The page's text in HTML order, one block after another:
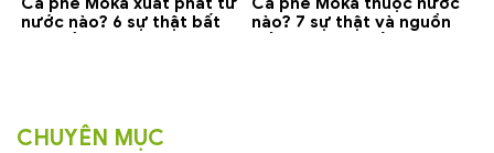
nước nào? 6 sự thật bất
nào? 7 sự thật và nguồn
CHUYÊN MỤC